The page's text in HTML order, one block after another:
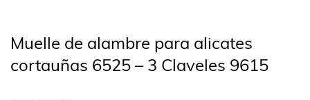
Muelle de alambre para alicates
cortauñas 6525 – 3 Claveles 9615